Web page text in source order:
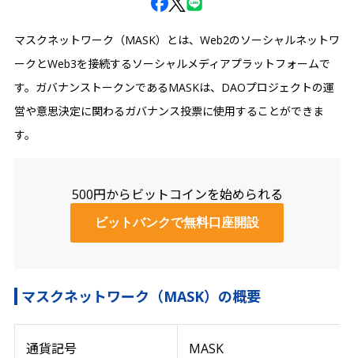
マスクネットワーク（MASK）とは、Web2のソーシャルネットワ
ークとWeb3を接続するソーシャルメディアプラットフォームで
す。ガバナンストークンであるMASKは、DAOプロジェクトの運
営や意思決定に関わるガバナンス投票に使用することができま
す。
500円からビットコインを始められる
ビットバンクで無料口座開設
マスクネットワーク（MASK）の概要
通貨記号 MASK